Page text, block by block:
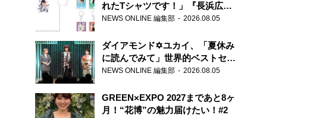
れたTシャツです！」『長浜広奈
天下無双』初の番組グッズ発売
NEWS ONLINE 編集部 2026.08.05
ダイアモンド✡ユカイ、「夏休み
に読んでみて」世界的ベストセラ
ー『アナスタシア』を紹介
NEWS ONLINE 編集部 2026.08.05
GREEN×EXPO 2027まであと8ヶ
月！“花博”の魅力届けたい！#2